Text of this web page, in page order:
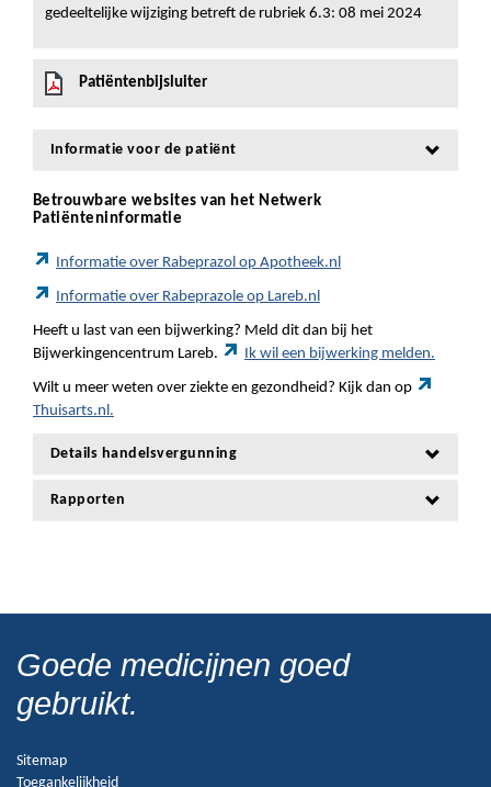
gedeeltelijke wijziging betreft de rubriek 6.3: 08 mei 2024
Patiëntenbijsluiter
Informatie voor de patiënt
Betrouwbare websites van het Netwerk
Patiënteninformatie
Informatie over Rabeprazol op Apotheek.nl
Informatie over Rabeprazole op Lareb.nl
Heeft u last van een bijwerking? Meld dit dan bij het
Bijwerkingencentrum Lareb.
Ik wil een bijwerking melden.
Wilt u meer weten over ziekte en gezondheid? Kijk dan op
Thuisarts.nl.
Details handelsvergunning
Rapporten
Goede medicijnen goed
gebruikt.
Sitemap
Toegankelijkheid